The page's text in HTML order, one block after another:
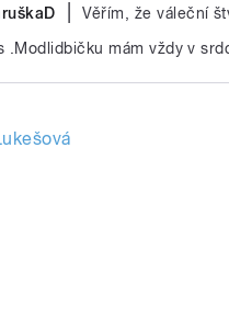
Věřím, že váleční
.Modlidbičku mám vždy v